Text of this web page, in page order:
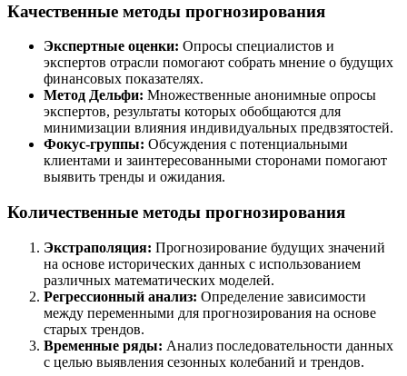
Качественные методы прогнозирования
Экспертные оценки: Опросы специалистов и
экспертов отрасли помогают собрать мнение о будущих
финансовых показателях.
Метод Дельфи: Множественные анонимные опросы
экспертов, результаты которых обобщаются для
минимизации влияния индивидуальных предвзятостей.
Фокус-группы: Обсуждения с потенциальными
клиентами и заинтересованными сторонами помогают
выявить тренды и ожидания.
Количественные методы прогнозирования
Экстраполяция: Прогнозирование будущих значений
на основе исторических данных с использованием
различных математических моделей.
Регрессионный анализ: Определение зависимости
между переменными для прогнозирования на основе
старых трендов.
Временные ряды: Анализ последовательности данных
с целью выявления сезонных колебаний и трендов.